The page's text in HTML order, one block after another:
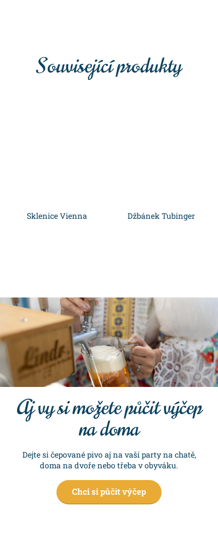
Aj vy si možete půčit výčep
na doma
Dejte si čepované pivo aj na vaší party na chatě,
doma na dvoře nebo třeba v obyváku.
Chci si půčit výčep
Související produkty
Sklenice Vienna Džbánek Tubinger